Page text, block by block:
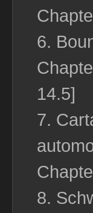
6.
14.5]
7.
8.